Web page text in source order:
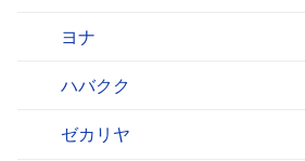
ヨナ
ハバクク
ゼカリヤ